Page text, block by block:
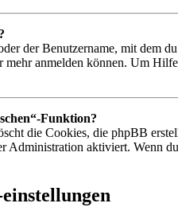
der Benutzername, mit dem
mehr anmelden können. Um
Funktion?
die Cookies, die phpBB
Administration aktiviert. Wenn